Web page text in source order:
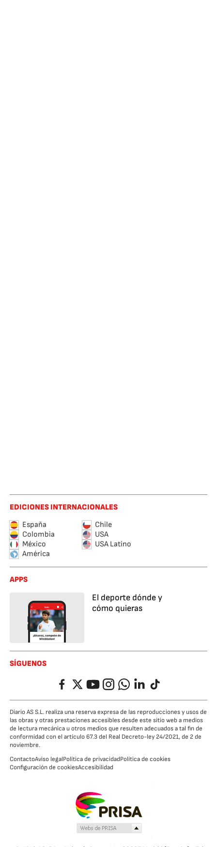
EDICIONES INTERNACIONALES
España
Chile
Colombia
USA
México
USA Latino
América
APPS
El deporte dónde y
cómo quieras
SÍGUENOS
FacebookTwitterYouTubeInstagramWhatsappLinkedIn
TikTok
Diario AS S.L. realiza una reserva expresa de las reproducciones y usos de
las obras y otras prestaciones accesibles desde este sitio web a medios
de lectura mecánica u otros medios que resulten adecuados a tal fin de
conformidad con el artículo 67.3 del Real Decreto-ley 24/2021, de 2 de
noviembre.
ContactoAviso legalPolítica de privacidadPolítica de cookies
Configuración de cookiesAccesibilidad